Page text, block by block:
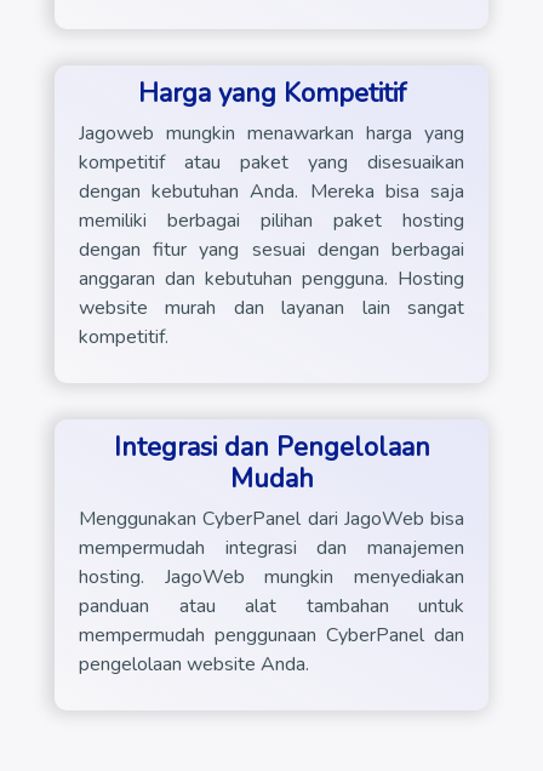
Harga yang Kompetitif
Jagoweb mungkin menawarkan harga yang
kompetitif atau paket yang disesuaikan
dengan kebutuhan Anda. Mereka bisa saja
memiliki berbagai pilihan paket hosting
dengan fitur yang sesuai dengan berbagai
anggaran dan kebutuhan pengguna. Hosting
website murah dan layanan lain sangat
kompetitif.
Integrasi dan Pengelolaan
Mudah
Menggunakan CyberPanel dari JagoWeb bisa
mempermudah integrasi dan manajemen
hosting. JagoWeb mungkin menyediakan
panduan atau alat tambahan untuk
mempermudah penggunaan CyberPanel dan
pengelolaan website Anda.